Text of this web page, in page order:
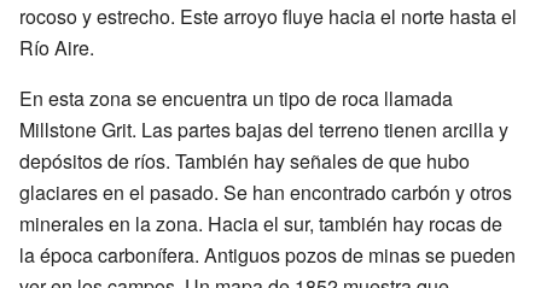
rocoso y estrecho. Este arroyo fluye hacia el norte hasta el
Río Aire.
En esta zona se encuentra un tipo de roca llamada
Millstone Grit. Las partes bajas del terreno tienen arcilla y
depósitos de ríos. También hay señales de que hubo
glaciares en el pasado. Se han encontrado carbón y otros
minerales en la zona. Hacia el sur, también hay rocas de
la época carbonífera. Antiguos pozos de minas se pueden